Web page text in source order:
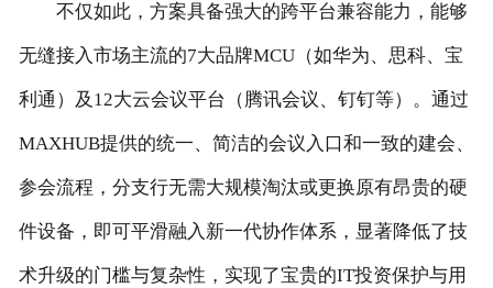
不仅如此，方案具备强大的跨平台兼容能力，能够
无缝接入市场主流的7大品牌MCU（如华为、思科、宝
利通）及12大云会议平台（腾讯会议、钉钉等）。通过
MAXHUB提供的统一、简洁的会议入口和一致的建会、
参会流程，分支行无需大规模淘汰或更换原有昂贵的硬
件设备，即可平滑融入新一代协作体系，显著降低了技
术升级的门槛与复杂性，实现了宝贵的IT投资保护与用